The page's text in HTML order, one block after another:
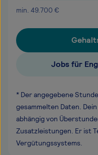
min. 49.700 €
Jobs für
* Der angegebene
gesammelten Daten.
abhängig von
Zusatzleistungen. Er ist
Vergütungssystems.